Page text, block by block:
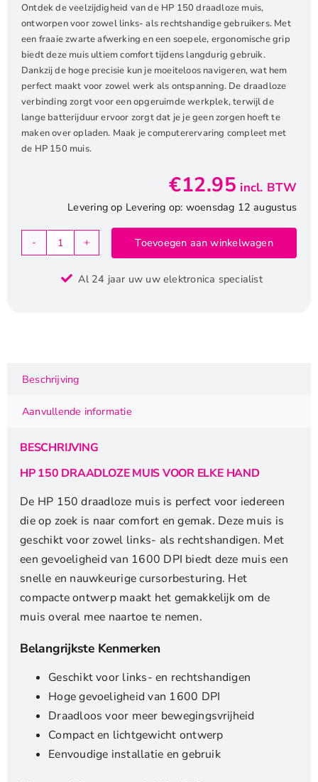
Ontdek de veelzijdigheid van de HP 150 draadloze muis,
ontworpen voor zowel links- als rechtshandige gebruikers. Met
een fraaie zwarte afwerking en een soepele, ergonomische grip
biedt deze muis ultiem comfort tijdens langdurig gebruik.
Dankzij de hoge precisie kun je moeiteloos navigeren, wat hem
perfect maakt voor zowel werk als ontspanning. De draadloze
verbinding zorgt voor een opgeruimde werkplek, terwijl de
lange batterijduur ervoor zorgt dat je je geen zorgen hoeft te
maken over opladen. Maak je computerervaring compleet met
de HP 150 muis.
€12.95 incl. BTW
Levering op Levering op: woensdag 12 augustus
HP
|
Rechtshandig
|
Zwart
Toevoegen aan winkelwagen
Al 24 jaar uw uw elektronica specialist
Beschrijving
Aanvullende informatie
BESCHRIJVING
HP 150 DRAADLOZE MUIS VOOR ELKE HAND
De HP 150 draadloze muis is perfect voor iedereen
die op zoek is naar comfort en gemak. Deze muis is
geschikt voor zowel links- als rechtshandigen. Met
een gevoeligheid van 1600 DPI biedt deze muis een
snelle en nauwkeurige cursorbesturing. Het
compacte ontwerp maakt het gemakkelijk om de
muis overal mee naartoe te nemen.
Belangrijkste Kenmerken
Geschikt voor links- en rechtshandigen
Hoge gevoeligheid van 1600 DPI
Draadloos voor meer bewegingsvrijheid
Compact en lichtgewicht ontwerp
Eenvoudige installatie en gebruik